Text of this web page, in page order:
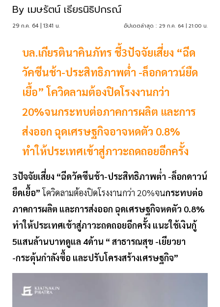
By เมษรัตน์ เธียรนิธิปกรณ์
29 ก.ค. 64 | 13:41 น. อัปเดตล่าสุด : 29 ก.ค. 64 | 21:00 น.
บล.เกียรตินาคินภัทร ชี้3ปัจจัยเสี่ยง “ฉีด
วัคซีนช้า-ประสิทธิภาพต่ำ -ล็อกดาวน์ยืด
เยื้อ” โควิดลามต้องปิดโรงงานกว่า
20%จนกระทบต่อภาคการผลิต และการ
ส่งออก ฉุดเศรษฐกิจอาจหดตัว 0.8%
ทำให้ประเทศเข้าสู่ภาวะถดถอยอีกครั้ง
3ปัจจัยเสี่ยง “ฉีดวัคซีนช้า-ประสิทธิภาพต่ำ -ล็อกดาวน์
ยืดเยื้อ”โควิดลามต้องปิดโรงงานกว่า 20%จนกระทบต่อ
ภาคการผลิต และการส่งออก ฉุดเศรษฐกิจหดตัว 0.8%
ทำให้ประเทศเข้าสู่ภาวะถดถอยอีกครั้ง แนะใช้เงินกู้
5แสนล้านบาทดูแล 4ด้าน “ สาธารณสุข -เยียวยา
-กระตุ้นกำลังซื้อ และปรับโครงสร้างเศรษฐกิจ”